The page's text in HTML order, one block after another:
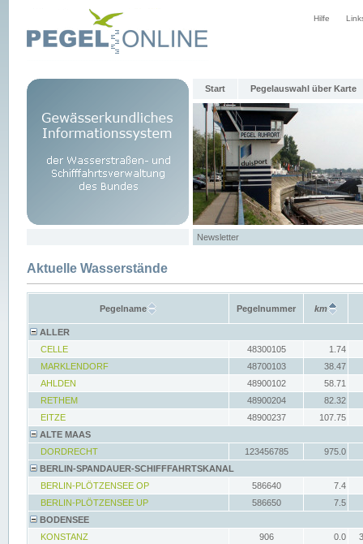
Hilfe
Start Pegelauswahl über Karte
Newsletter
Aktuelle Wasserstände
Pegelname Pegelnummer km
ALLER
CELLE
48300105
1.74
MARKLENDORF
48700103
38.47
AHLDEN
48900102
58.71
RETHEM
48900204
82.32
EITZE
48900237
107.75
ALTE MAAS
DORDRECHT
123456785
975.0
BERLIN-SPANDAUER-SCHIFFFAHRTSKANAL
BERLIN-PLÖTZENSEE OP
586640
7.4
BERLIN-PLÖTZENSEE UP
586650
7.5
BODENSEE
KONSTANZ
906 0.0